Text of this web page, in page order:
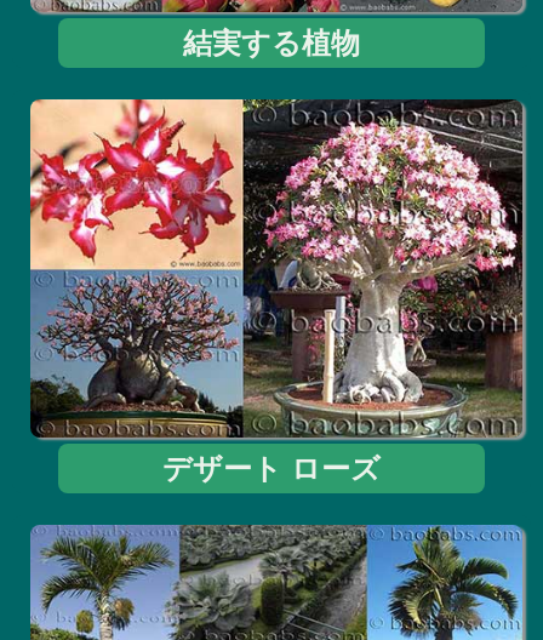
結実する植物
デザート ローズ